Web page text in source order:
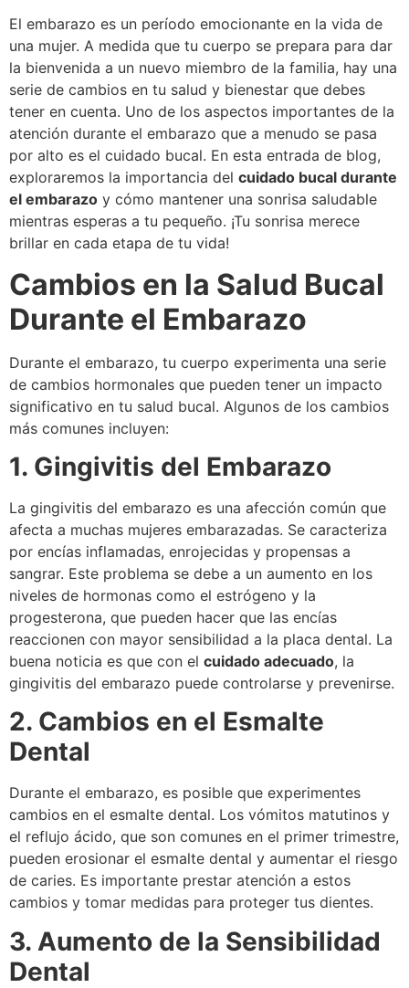
El embarazo es un período emocionante en la vida de
una mujer. A medida que tu cuerpo se prepara para dar
la bienvenida a un nuevo miembro de la familia, hay una
serie de cambios en tu salud y bienestar que debes
tener en cuenta. Uno de los aspectos importantes de la
atención durante el embarazo que a menudo se pasa
por alto es el cuidado bucal. En esta entrada de blog,
exploraremos la importancia del cuidado bucal durante
el embarazo y cómo mantener una sonrisa saludable
mientras esperas a tu pequeño. ¡Tu sonrisa merece
brillar en cada etapa de tu vida!
Cambios en la Salud Bucal
Durante el Embarazo
Durante el embarazo, tu cuerpo experimenta una serie
de cambios hormonales que pueden tener un impacto
significativo en tu salud bucal. Algunos de los cambios
más comunes incluyen:
1. Gingivitis del Embarazo
La gingivitis del embarazo es una afección común que
afecta a muchas mujeres embarazadas. Se caracteriza
por encías inflamadas, enrojecidas y propensas a
sangrar. Este problema se debe a un aumento en los
niveles de hormonas como el estrógeno y la
progesterona, que pueden hacer que las encías
reaccionen con mayor sensibilidad a la placa dental. La
buena noticia es que con el cuidado adecuado, la
gingivitis del embarazo puede controlarse y prevenirse.
2. Cambios en el Esmalte
Dental
Durante el embarazo, es posible que experimentes
cambios en el esmalte dental. Los vómitos matutinos y
el reflujo ácido, que son comunes en el primer trimestre,
pueden erosionar el esmalte dental y aumentar el riesgo
de caries. Es importante prestar atención a estos
cambios y tomar medidas para proteger tus dientes.
3. Aumento de la Sensibilidad
Dental